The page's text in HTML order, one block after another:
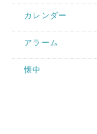
カレンダー
アラーム
懐中